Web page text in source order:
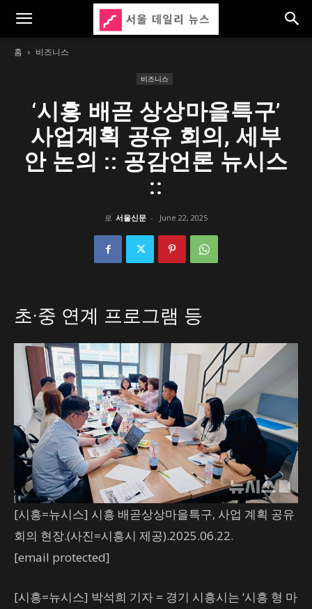
홈 비즈니스
비즈니스
‘시흥 배곧 상상마을특구’
사업계획 공유 회의, 세부
안 논의 :: 공감언론 뉴시스
::
로 서울신문 - June 22, 2025
초·중 연계 프로그램 등
[시흥=뉴시스] 시흥 배곧상상마을특구, 사업 계획 공유
회의 현장.(사진=시흥시 제공).2025.06.22.
[email protected]
[시흥=뉴시스] 박석희 기자 = 경기 시흥시는 ‘시흥 형 마